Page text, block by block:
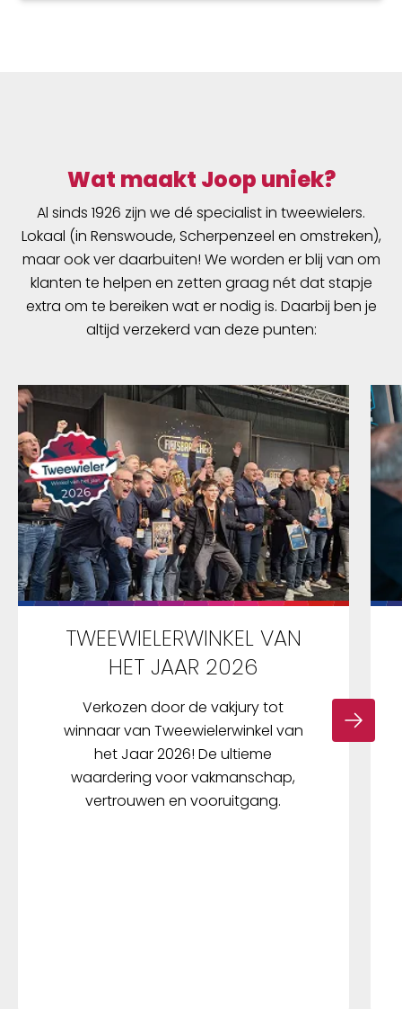
Wat maakt Joop uniek?
Al sinds 1926 zijn we dé specialist in tweewielers.
Lokaal (in Renswoude, Scherpenzeel en omstreken),
maar ook ver daarbuiten! We worden er blij van om
klanten te helpen en zetten graag nét dat stapje
extra om te bereiken wat er nodig is. Daarbij ben je
altijd verzekerd van deze punten:
TWEEWIELERWINKEL VAN
HET JAAR 2026
Verkozen door de vakjury tot
winnaar van Tweewielerwinkel van
het Jaar 2026! De ultieme
waardering voor vakmanschap,
vertrouwen en vooruitgang.